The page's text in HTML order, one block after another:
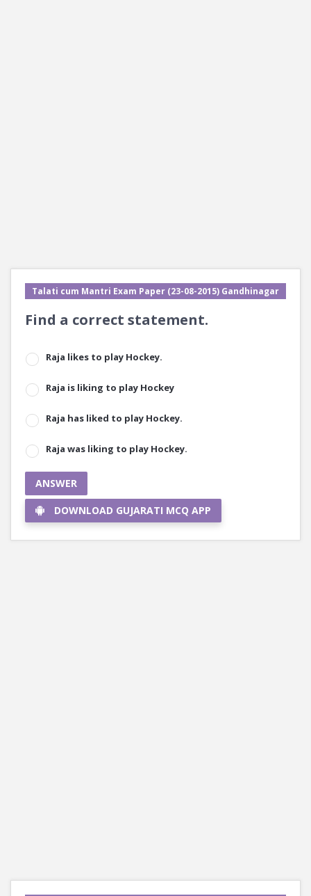
Talati cum Mantri Exam Paper (23-08-2015) Gandhinagar
Find a correct statement.
Raja likes to play Hockey.
Raja is liking to play Hockey
Raja has liked to play Hockey.
Raja was liking to play Hockey.
ANSWER
DOWNLOAD GUJARATI MCQ APP